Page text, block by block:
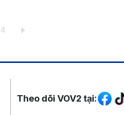
Trang
4
Mạng xã hội
Theo dõi VOV2 tại: